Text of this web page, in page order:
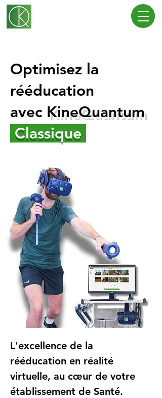
Optimisez la
rééducation
avec KineQuantum
Classique
L'excellence de la
rééducation en réalité
virtuelle, au cœur de votre
établissement de Santé.